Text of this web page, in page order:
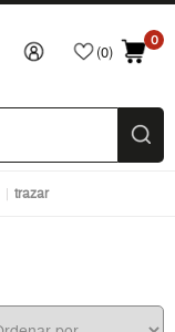
(0)
0
trazar